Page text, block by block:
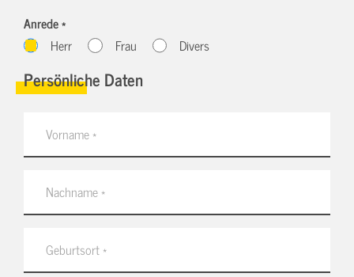
Anrede *
Herr
Frau Divers
Persönliche Daten